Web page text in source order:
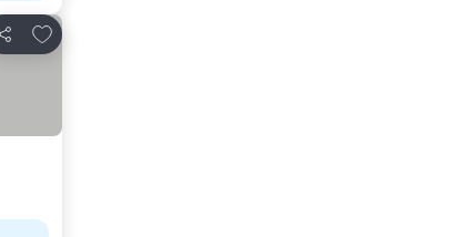
Compartir
Añadir a favoritos